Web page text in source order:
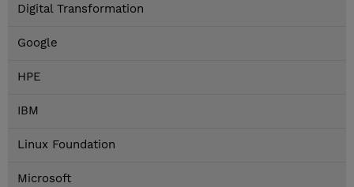
Digital Transformation
Google
HPE
IBM
Linux Foundation
Microsoft